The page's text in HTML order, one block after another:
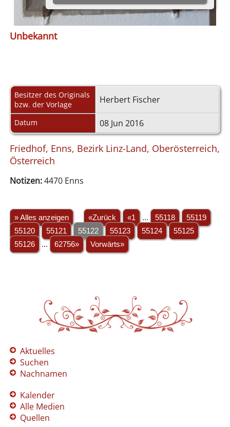
Unbekannt
Besitzer des Originals
bzw. der Vorlage
Herbert Fischer
Datum 08 Jun 2016
Friedhof, Enns, Bezirk Linz-Land, Oberösterreich,
Österreich
Notizen:4470 Enns
» Alles anzeigen «Zurück «1 ... 55118
55119
55120
55121 55122 55123 55124
55125
55126
... 62756» Vorwärts»
Aktuelles
Suchen
Nachnamen
Kalender
Alle Medien
Quellen